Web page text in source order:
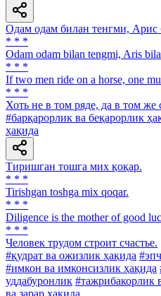
Одам одам билан тенгми, Арис
* * *
Odam odam bilan tengmi, Aris
* * *
If two men ride on a horse, one
* * *
Хоть не в том ряде, да в том же
#барқарорлик ва беқарорлик
ҳақида
Тиришган тошга мих қоқар.
* * *
Tirishgan toshga mix qoqar.
* * *
Diligence is the mother of good
* * *
Человек трудом строит счастье.
#қудрат ва ожизлик ҳақида
#имкон ва имконсизлик ҳақида
уддабуронлик #тажрибакорлик